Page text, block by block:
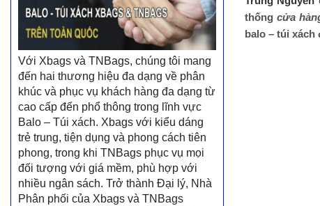
thốngcửa
balo – túi xách
Với Xbags và TNBags, chúng tôi mang
đến hai thương hiệu đa dạng về phân
khúc và phục vụ khách hàng đa dạng từ
cao cấp đến phổ thông trong lĩnh vực
Balo – Túi xách. Xbags với kiểu dáng
trẻ trung, tiện dụng và phong cách tiên
phong, trong khi TNBags phục vụ mọi
đối tượng với giá mềm, phù hợp với
nhiều ngân sách. Trở thành Đại lý, Nhà
Phân phối của Xbags và TNBags